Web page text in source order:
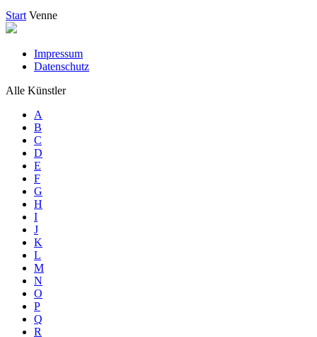
Start Venne
Impressum
Datenschutz
Alle Künstler
A
B
C
D
E
F
G
H
I
J
K
L
M
N
O
P
Q
R